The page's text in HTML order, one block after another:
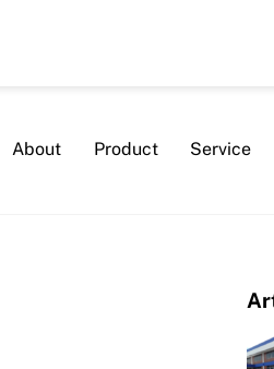
About Product Service